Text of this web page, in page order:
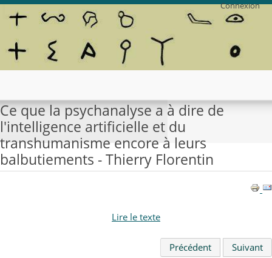
Connexion
Ce que la psychanalyse a à dire de
l'intelligence artificielle et du
transhumanisme encore à leurs
balbutiements - Thierry Florentin
Lire le texte
Précédent Suivant